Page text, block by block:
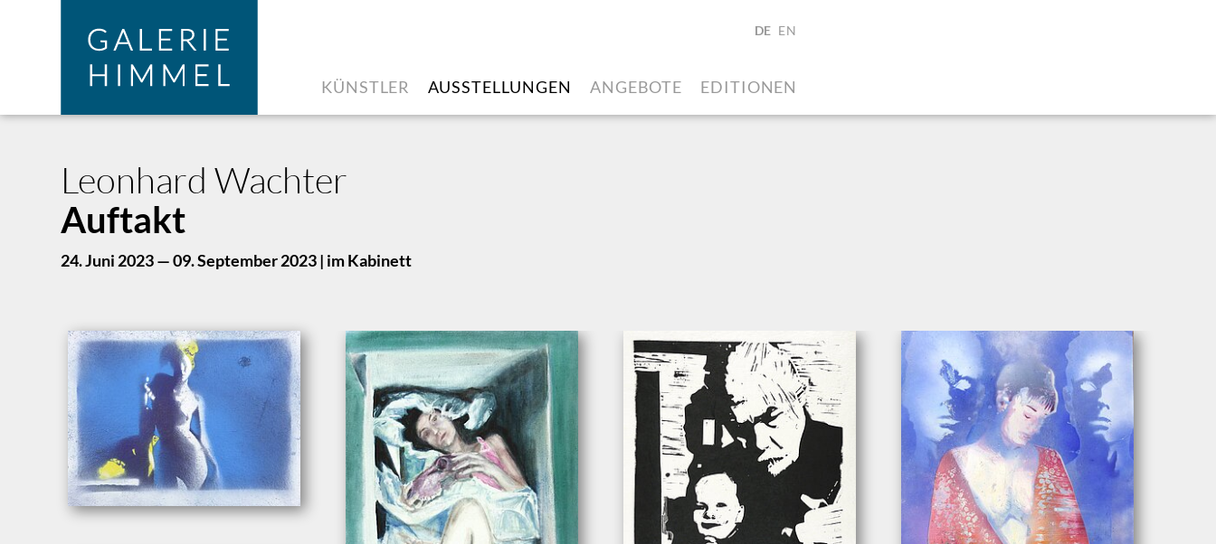
KÜNSTLER AUSSTELLUNGEN ANGEBOTE EDITIONEN
DE EN
Leonhard Wachter
Auftakt
24. Juni 2023 — 09. September 2023 | im Kabinett
Wachter, Leonhard. – „Mit Tuch”